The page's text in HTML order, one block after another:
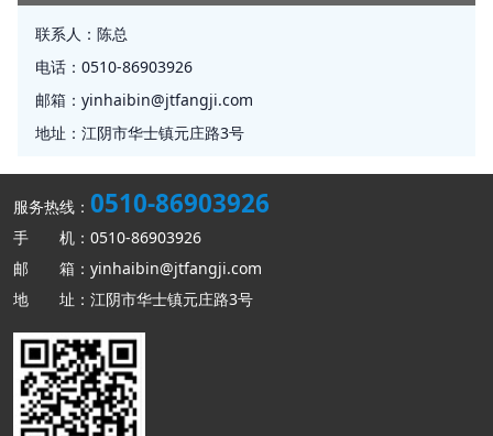
联系人： 陈总
电话： 0510-86903926
邮箱： yinhaibin@jtfangji.com
地址： 江阴市华士镇元庄路3号
服务热线： 0510-86903926
手 机：0510-86903926
邮 箱：yinhaibin@jtfangji.com
地 址：江阴市华士镇元庄路3号